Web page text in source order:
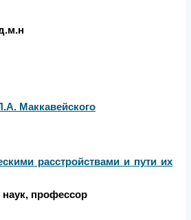
Маккавейского
расстройствами и пути их
профессор